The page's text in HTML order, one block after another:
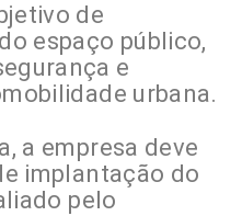
de
espaço público,
e
urbana.
a empresa deve
implantação do
pelo